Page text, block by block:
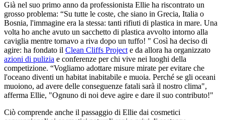
Già nel suo primo anno da professionista Ellie ha riscontrato un
grosso problema: “Su tutte le coste, che siano in Grecia, Italia o
Bosnia, l'immagine era la stessa: tanti rifiuti di plastica in mare. Una
volta ho anche avuto un sacchetto di plastica avvolto intorno alla
caviglia mentre tornavo a riva dopo un tuffo! " Così ha deciso di
agire: ha fondato il Clean Cliffs Project e da allora ha organizzato
azioni di pulizia e conferenze per chi vive nei luoghi della
competizione. “Vogliamo adottare misure mirate per evitare che
l'oceano diventi un habitat inabitabile e muoia. Perché se gli oceani
muoiono, ad avere delle conseguenze fatali sarà il nostro clima",
afferma Ellie, "Ognuno di noi deve agire e dare il suo contributo!"
Ciò comprende anche il passaggio di Ellie dai cosmetici